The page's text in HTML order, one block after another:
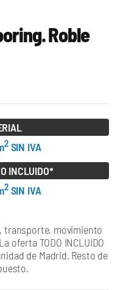
Roble
2SIN IVA
INCLUIDO*
2SIN IVA
transporte, movimiento
oferta TODO INCLUIDO
de Madrid. Resto de